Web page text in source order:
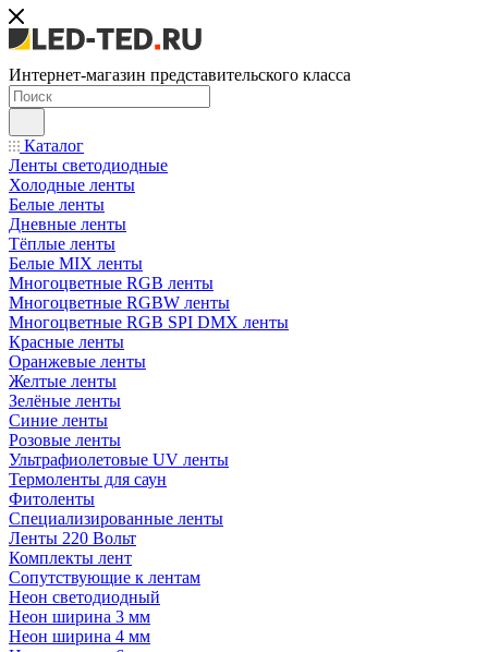
Интернет-магазин представительского класса
Каталог
Ленты светодиодные
Холодные ленты
Белые ленты
Дневные ленты
Тёплые ленты
Белые MIX ленты
Многоцветные RGB ленты
Многоцветные RGBW ленты
Многоцветные RGB SPI DMX ленты
Красные ленты
Оранжевые ленты
Желтые ленты
Зелёные ленты
Синие ленты
Розовые ленты
Ультрафиолетовые UV ленты
Термоленты для саун
Фитоленты
Специализированные ленты
Ленты 220 Вольт
Комплекты лент
Сопутствующие к лентам
Неон светодиодный
Неон ширина 3 мм
Неон ширина 4 мм